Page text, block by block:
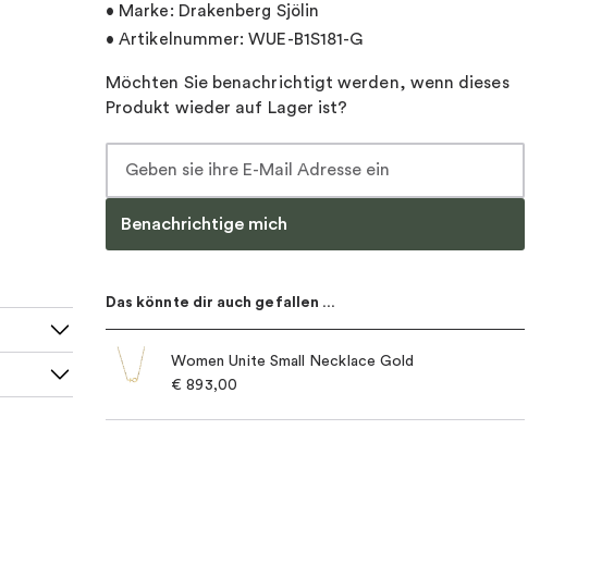
• Marke: Drakenberg Sjölin
• Artikelnummer: WUE-B1S181-G
Möchten Sie benachrichtigt werden, wenn dieses
Produkt wieder auf Lager ist?
Benachrichtige mich
Das könnte dir auch gefallen …
Women Unite Small Necklace Gold
€ 893,00